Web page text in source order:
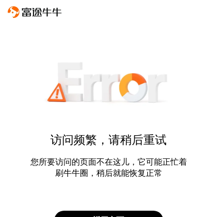
访问频繁，请稍后重试
您所要访问的页面不在这儿，它可能正忙着
刷牛牛圈，稍后就能恢复正常